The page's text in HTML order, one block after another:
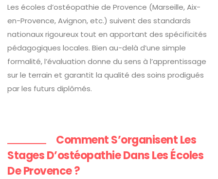
Les écoles d’ostéopathie de Provence (Marseille, Aix-
en-Provence, Avignon, etc.) suivent des standards
nationaux rigoureux tout en apportant des spécificités
pédagogiques locales. Bien au-delà d’une simple
formalité, l’évaluation donne du sens à l’apprentissage
sur le terrain et garantit la qualité des soins prodigués
par les futurs diplômés.
Comment S’organisent Les
Stages D’ostéopathie Dans Les Écoles
De Provence ?